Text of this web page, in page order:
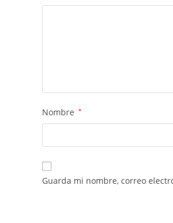
Nombre *
Guarda mi nombre, correo